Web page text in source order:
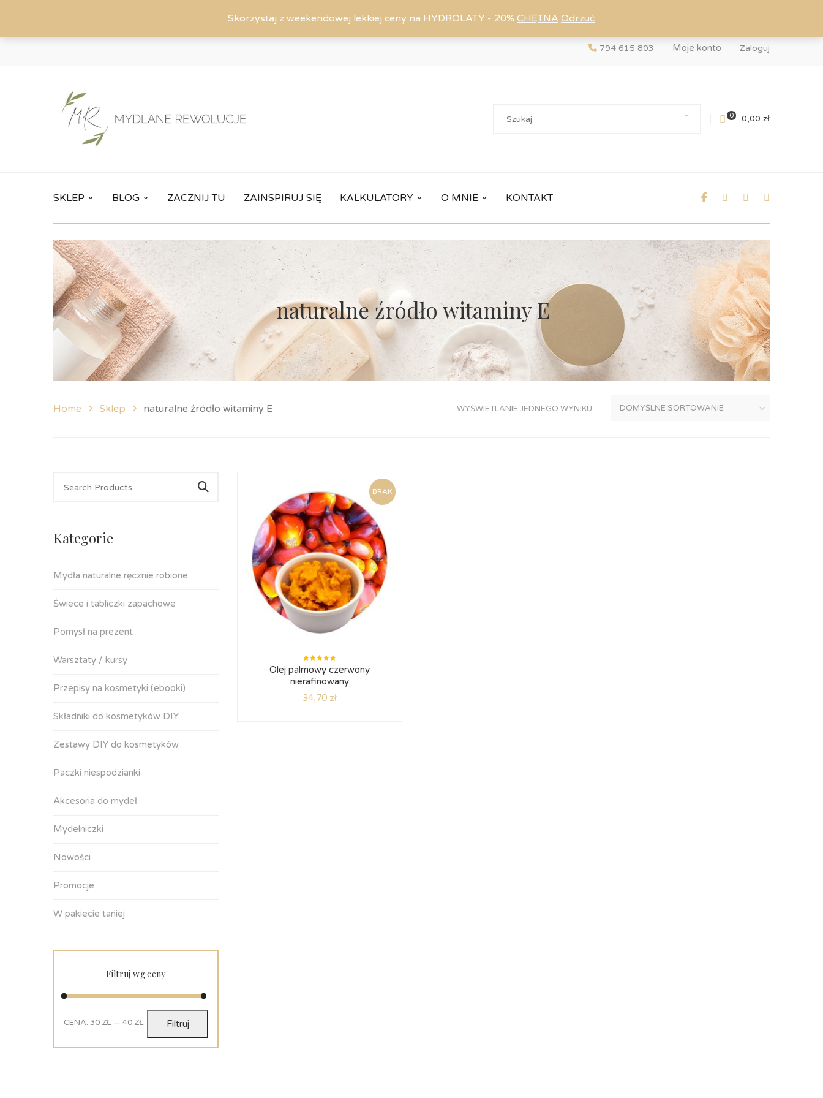
Skorzystaj z weekendowej lekkiej ceny na HYDROLATY - 20% CHĘTNA Odrzuć
794 615 803 Moje konto Zaloguj
0 0,00 zł
SKLEP BLOG ZACZNIJ TU ZAINSPIRUJ SIĘ KALKULATORY O MNIE KONTAKT
naturalne źródło witaminy E
Home Sklep naturalne źródło witaminy E WYŚWIETLANIE JEDNEGO WYNIKU
Kategorie
Mydła naturalne ręcznie robione
Świece i tabliczki zapachowe
Pomysł na prezent
Warsztaty / kursy
Przepisy na kosmetyki (ebooki)
Składniki do kosmetyków DIY
Zestawy DIY do kosmetyków
Paczki niespodzianki
Akcesoria do mydeł
Mydelniczki
Nowości
Promocje
W pakiecie taniej
Filtruj wg ceny
Filtruj
CENA: 30 ZŁ — 40 ZŁ
BRAK
5.00 na
Olej palmowy czerwony
nierafinowany
34,70 zł